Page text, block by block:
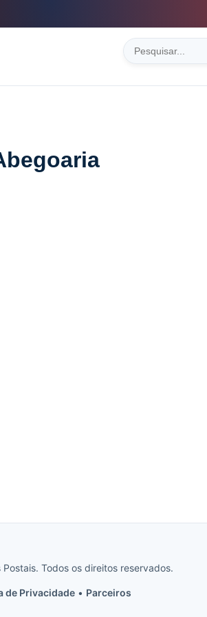
Todos os direitos reservados.
de Privacidade• Parceiros